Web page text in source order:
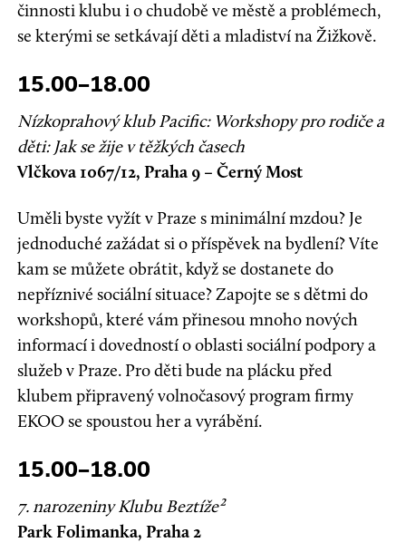
činnosti klubu i o chudobě ve městě a problémech,
se kterými se setkávají děti a mladiství na Žižkově.
15.00–18.00
Nízkoprahový klub Pacific: Workshopy pro rodiče a
děti: Jak se žije v těžkých časech
Vlčkova 1067/12, Praha 9 – Černý Most
Uměli byste vyžít v Praze s minimální mzdou? Je
jednoduché zažádat si o příspěvek na bydlení? Víte
kam se můžete obrátit, když se dostanete do
nepříznivé sociální situace? Zapojte se s dětmi do
workshopů, které vám přinesou mnoho nových
informací i dovedností o oblasti sociální podpory a
služeb v Praze. Pro děti bude na plácku před
klubem připravený volnočasový program firmy
EKOO se spoustou her a vyrábění.
15.00–18.00
7. narozeniny Klubu Beztíže²
Park Folimanka, Praha 2